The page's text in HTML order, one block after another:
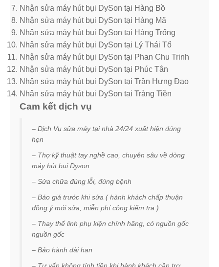
Nhận sửa máy hút bụi DySon tại Hàng Bồ
Nhận sửa máy hút bụi DySon tại Hàng Mã
Nhận sửa máy hút bụi DySon tại Hàng Trống
Nhận sửa máy hút bụi DySon tại Lý Thái Tổ
Nhận sửa máy hút bụi DySon tại Phan Chu Trinh
Nhận sửa máy hút bụi DySon tại Phúc Tân
Nhận sửa máy hút bụi DySon tại Trần Hưng Đạo
Nhận sửa máy hút bụi DySon tại Tràng Tiền
Cam kết dịch vụ
– Dịch Vụ sửa máy tại nhà 24/24 xuất hiện đúng
hẹn
– Thợ kỹ thuật tay nghề cao, chuyên sâu về dòng
máy hút bụi Dyson
– Sửa chữa đúng lỗi, đúng bệnh
– Báo giá trước khi sửa ( hành khách chấp thuận
đồng ý mới sửa, miễn phí công kiểm tra )
– Thay thế linh phụ kiện chính hãng, có nguồn gốc
nguồn gốc
– Bảo hành dài hạn